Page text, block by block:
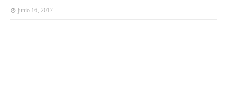
junio 16, 2017